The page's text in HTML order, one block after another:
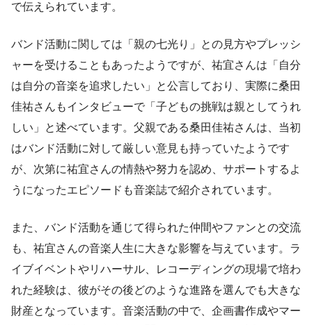
で伝えられています。
バンド活動に関しては「親の七光り」との見方やプレッシ
ャーを受けることもあったようですが、祐宜さんは「自分
は自分の音楽を追求したい」と公言しており、実際に桑田
佳祐さんもインタビューで「子どもの挑戦は親としてうれ
しい」と述べています。父親である桑田佳祐さんは、当初
はバンド活動に対して厳しい意見も持っていたようです
が、次第に祐宜さんの情熱や努力を認め、サポートするよ
うになったエピソードも音楽誌で紹介されています。
また、バンド活動を通じて得られた仲間やファンとの交流
も、祐宜さんの音楽人生に大きな影響を与えています。ラ
イブイベントやリハーサル、レコーディングの現場で培わ
れた経験は、彼がその後どのような進路を選んでも大きな
財産となっています。音楽活動の中で、企画書作成やマー